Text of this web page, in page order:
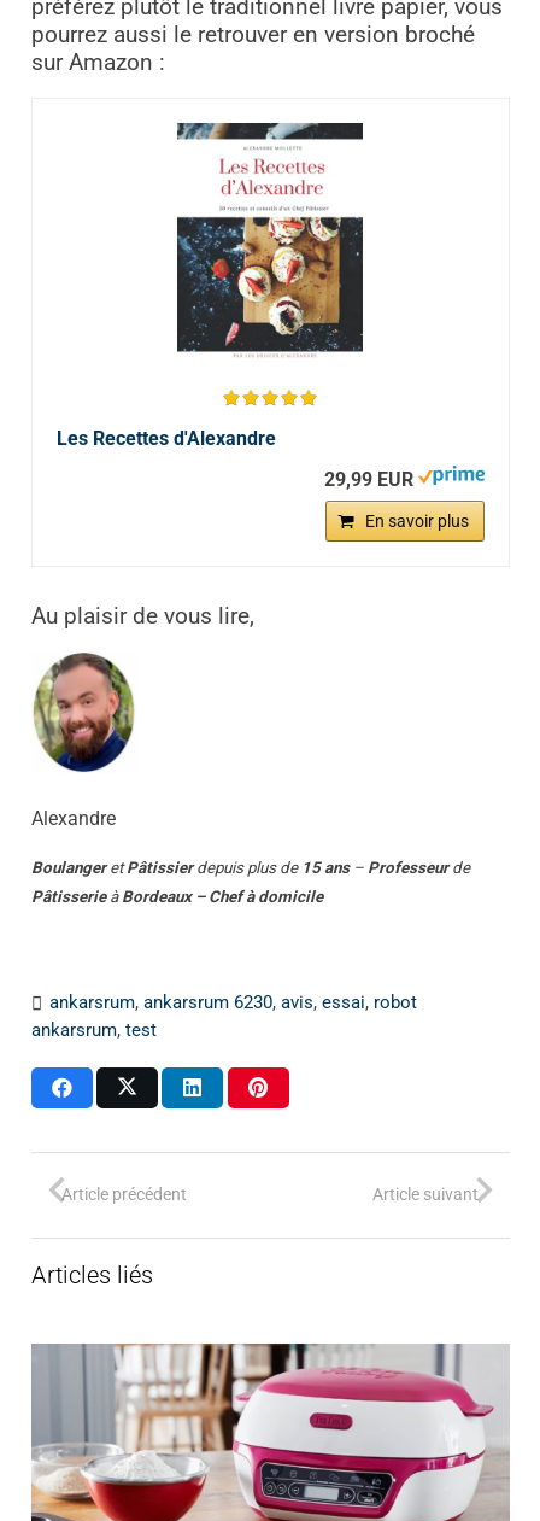
préférez plutôt le traditionnel livre papier, vous
pourrez aussi le retrouver en version broché
sur Amazon :
Les Recettes d'Alexandre
29,99 EUR
En savoir plus
Au plaisir de vous lire,
Alexandre
BoulangeretPâtissierdepuis plus de 15 ans– Professeurde
Pâtisserieà Bordeaux – Chef à domicile
ankarsrum, ankarsrum 6230, avis, essai, robot
ankarsrum, test
Article précédent Article suivant
Articles liés